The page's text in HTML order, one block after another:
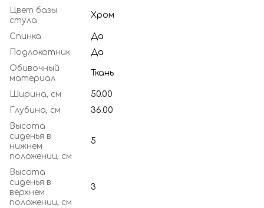
Цвет базы
стула
Хром
Спинка
Да
Подлокотник
Да
Обивочный
материал
Ткань
Ширина, см
50.00
Глубина, см
36.00
Высота
сиденья в
нижнем
положении, см
5
Высота
сиденья в
верхнем
положении, см
3